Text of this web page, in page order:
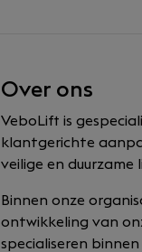
Over ons
VeboLift is
klantgerichte
veilige en
Binnen onze
ontwikkeling van
specialiseren